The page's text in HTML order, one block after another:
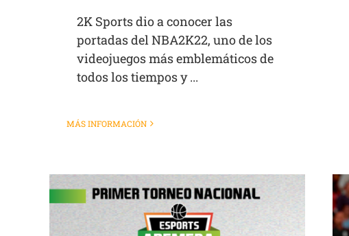
2K Sports dio a conocer las
portadas del NBA2K22, uno de los
videojuegos más emblemáticos de
todos los tiempos y ...
MÁS INFORMACIÓN